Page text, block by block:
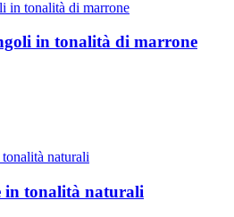
in tonalità di marrone
in tonalità naturali